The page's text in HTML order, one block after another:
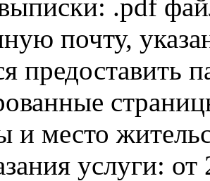
.pdf
почту,
предоставить
и место
услуги: от